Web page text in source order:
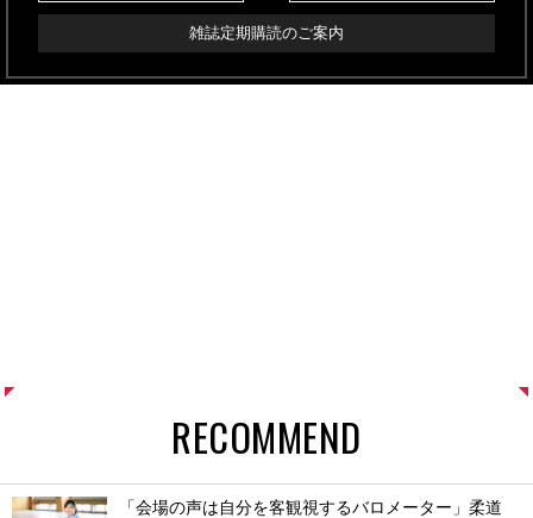
雑誌定期購読のご案内
RECOMMEND
「会場の声は自分を客観視するバロメーター」柔道